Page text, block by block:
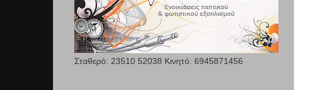
Σταθερό: 23510 52038 Κινητό: 6945871456